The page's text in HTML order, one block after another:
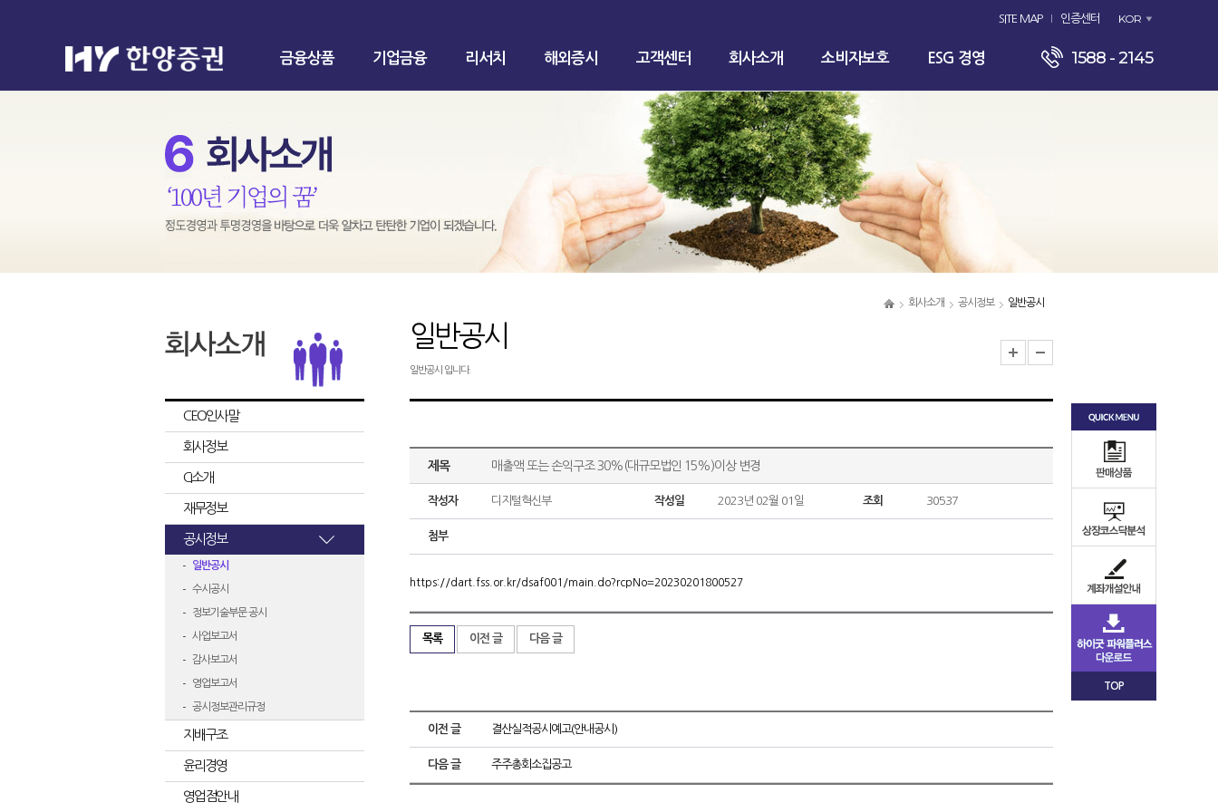
SITE MAP 인증센터 KOR
금융상품 기업금융 리서치 해외증시 고객센터 회사소개 소비자보호 ESG 경영 1588 - 2145
회사소개 공시정보 일반공시
CEO인사말
회사정보
CI소개
재무정보
공시정보
일반공시
수시공시
정보기술부문 공시
사업보고서
감사보고서
영업보고서
공시정보관리규정
지배구조
윤리경영
영업점안내
일반공시
일반공시 입니다.
제목 매출액 또는 손익구조 30%(대규모법인 15%)이상 변경
작성자 디지털혁신부 작성일 2023년 02월 01일 조회 30537
첨부
https://dart.fss.or.kr/dsaf001/main.do?rcpNo=20230201800527
목록 이전 글 다음 글
이전 글 결산실적공시예고(안내공시)
다음 글 주주총회소집공고
TOP